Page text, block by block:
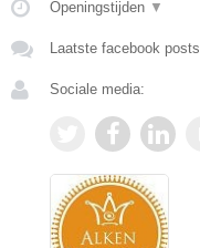
Openingstijden ▼
Laatste facebook posts
Sociale media: